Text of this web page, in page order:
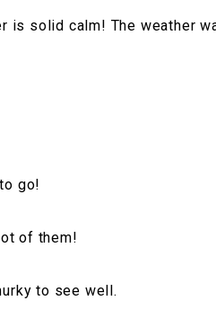
is solid calm! The weather
go!
of them!
to see well.